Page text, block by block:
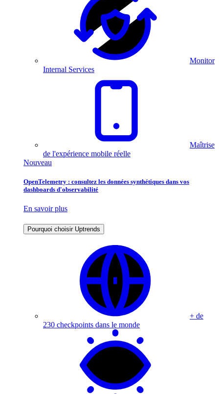
Monitor
Internal Services
Maîtrise
de l'expérience mobile réelle
Nouveau
OpenTelemetry : consultez les données synthétiques dans vos
dashboards d'observabilité
En savoir plus
Pourquoi choisir Uptrends
+ de
230 checkpoints dans le monde